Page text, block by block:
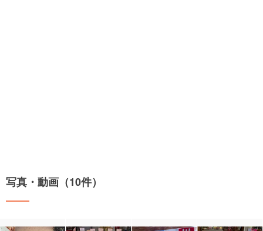
写真・動画（10件）